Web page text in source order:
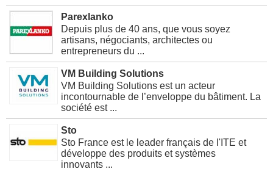
Parexlanko
Depuis plus de 40 ans, que vous soyez
artisans, négociants, architectes ou
entrepreneurs du ...
VM Building Solutions
VM Building Solutions est un acteur
incontournable de l’enveloppe du bâtiment. La
société est ...
Sto
Sto France est le leader français de l'ITE et
développe des produits et systèmes
innovants ...